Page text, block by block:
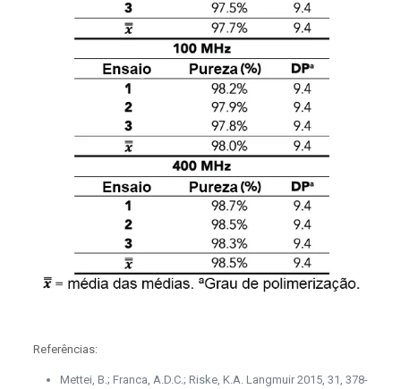
Referências:
Mettei, B.; Franca, A.D.C.; Riske, K.A. Langmuir 2015, 31, 378-